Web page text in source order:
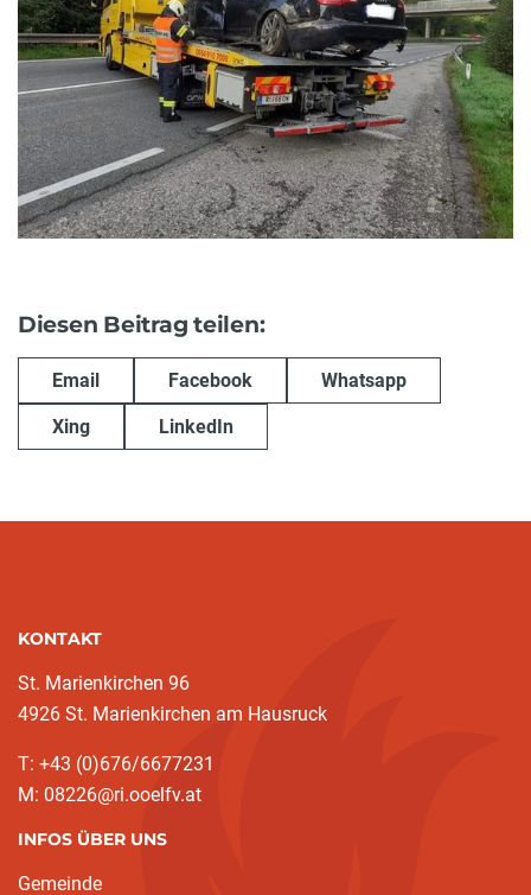
Diesen Beitrag teilen:
Email Facebook Whatsapp
Xing LinkedIn
KONTAKT
St. Marienkirchen 96
4926 St. Marienkirchen am Hausruck
T: +43 (0)676/6677231
M: 08226@ri.ooelfv.at
INFOS ÜBER UNS
Gemeinde